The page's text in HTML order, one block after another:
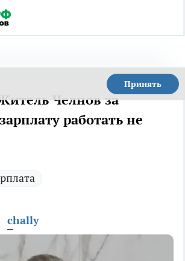
Принять
Челнов за
работать не
chally